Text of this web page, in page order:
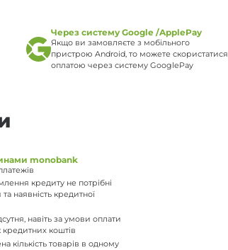
Через систему Google /ApplePay
Якщо ви замовляєте з мобільного
пристрою Android, то можете скористатися
оплатою через систему GooglePay
monobank
кредиту не потрібні
наявність кредитної
навіть за умови оплати
кредитних коштів
кількість товарів в одному